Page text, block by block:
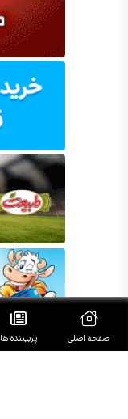
صفحه اصلی پربیننده ها